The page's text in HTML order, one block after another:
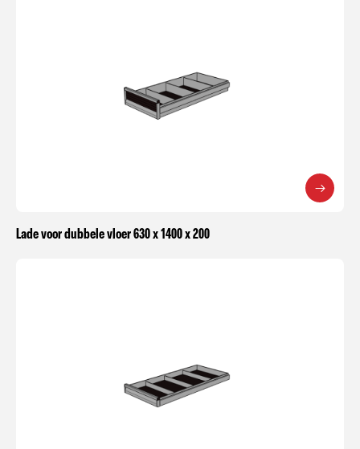
Lade voor dubbele vloer 630 x 1400 x 200